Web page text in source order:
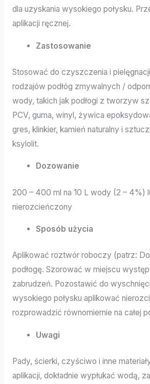
dla uzyskania wysokiego połysku.
aplikacji ręcznej.
Zastosowanie
Stosować do czyszczenia i
rodzajów podłóg zmywalnych /
wody, takich jak podłogi z tworzyw
PCV, guma, winyl, żywica
gres, klinkier, kamień naturalny i
ksylolit.
Dozowanie
200 – 400 ml na 10 L wody (2 – 4%)
nierozcieńczony
Sposób użycia
Aplikować roztwór roboczy (patrz:
podłogę. Szorować w miejscu
zabrudzeń. Pozostawić do
wysokiego połysku aplikować
rozprowadzić równomiernie na całej
Uwagi
Pady, ścierki, czyściwo i inne
aplikacji, dokładnie wypłukać wodą,